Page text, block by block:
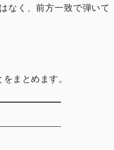
なく、前方一致で弾いて
まとめます。